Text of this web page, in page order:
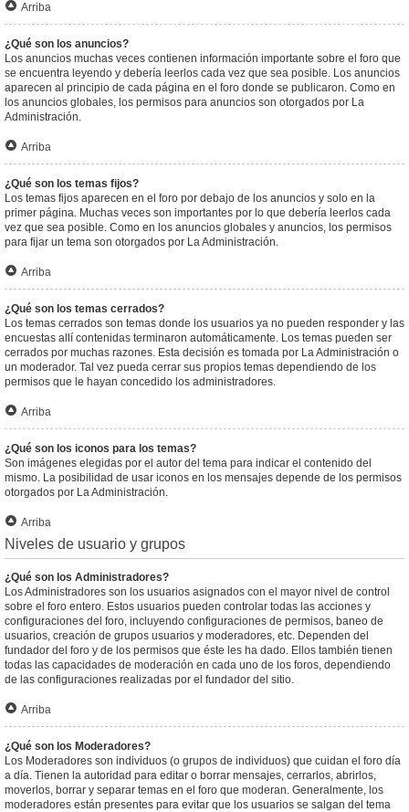
Arriba
¿Qué son los anuncios?
Los anuncios muchas veces contienen información importante sobre el foro que
se encuentra leyendo y debería leerlos cada vez que sea posible. Los anuncios
aparecen al principio de cada página en el foro donde se publicaron. Como en
los anuncios globales, los permisos para anuncios son otorgados por La
Administración.
Arriba
¿Qué son los temas fijos?
Los temas fijos aparecen en el foro por debajo de los anuncios y solo en la
primer página. Muchas veces son importantes por lo que debería leerlos cada
vez que sea posible. Como en los anuncios globales y anuncios, los permisos
para fijar un tema son otorgados por La Administración.
Arriba
¿Qué son los temas cerrados?
Los temas cerrados son temas donde los usuarios ya no pueden responder y las
encuestas allí contenidas terminaron automáticamente. Los temas pueden ser
cerrados por muchas razones. Esta decisión es tomada por La Administración o
un moderador. Tal vez pueda cerrar sus propios temas dependiendo de los
permisos que le hayan concedido los administradores.
Arriba
¿Qué son los iconos para los temas?
Son imágenes elegidas por el autor del tema para indicar el contenido del
mismo. La posibilidad de usar iconos en los mensajes depende de los permisos
otorgados por La Administración.
Arriba
Niveles de usuario y grupos
¿Qué son los Administradores?
Los Administradores son los usuarios asignados con el mayor nivel de control
sobre el foro entero. Estos usuarios pueden controlar todas las acciones y
configuraciones del foro, incluyendo configuraciones de permisos, baneo de
usuarios, creación de grupos usuarios y moderadores, etc. Dependen del
fundador del foro y de los permisos que éste les ha dado. Ellos también tienen
todas las capacidades de moderación en cada uno de los foros, dependiendo
de las configuraciones realizadas por el fundador del sitio.
Arriba
¿Qué son los Moderadores?
Los Moderadores son individuos (o grupos de individuos) que cuidan el foro día
a día. Tienen la autoridad para editar o borrar mensajes, cerrarlos, abrirlos,
moverlos, borrar y separar temas en el foro que moderan. Generalmente, los
moderadores están presentes para evitar que los usuarios se salgan del tema